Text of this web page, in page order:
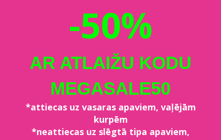
-50%
AR ATLAIŽU KODU
MEGASALE50
*attiecas uz vasaras apaviem, vaļējām
kurpēm
*neattiecas uz slēgtā tipa apaviem,